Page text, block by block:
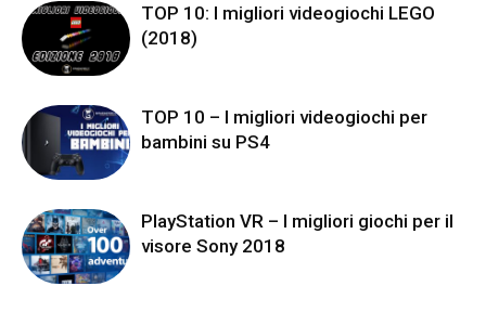
TOP 10: I migliori videogiochi LEGO
(2018)
TOP 10 – I migliori videogiochi per
bambini su PS4
PlayStation VR – I migliori giochi per il
visore Sony 2018